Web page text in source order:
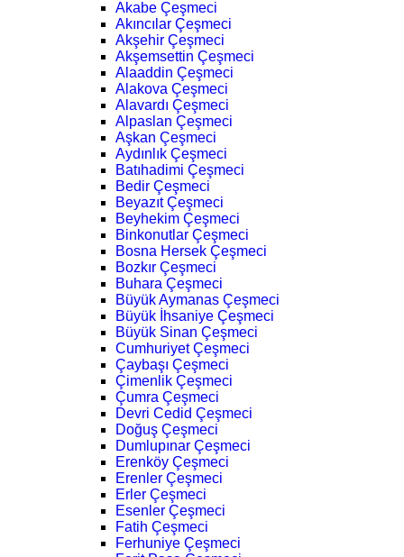
Akabe Çeşmeci
Akıncılar Çeşmeci
Akşehir Çeşmeci
Akşemsettin Çeşmeci
Alaaddin Çeşmeci
Alakova Çeşmeci
Alavardı Çeşmeci
Alpaslan Çeşmeci
Aşkan Çeşmeci
Aydınlık Çeşmeci
Batıhadimi Çeşmeci
Bedir Çeşmeci
Beyazıt Çeşmeci
Beyhekim Çeşmeci
Binkonutlar Çeşmeci
Bosna Hersek Çeşmeci
Bozkır Çeşmeci
Buhara Çeşmeci
Büyük Aymanas Çeşmeci
Büyük İhsaniye Çeşmeci
Büyük Sinan Çeşmeci
Cumhuriyet Çeşmeci
Çaybaşı Çeşmeci
Çimenlik Çeşmeci
Çumra Çeşmeci
Devri Cedid Çeşmeci
Doğuş Çeşmeci
Dumlupınar Çeşmeci
Erenköy Çeşmeci
Erenler Çeşmeci
Erler Çeşmeci
Esenler Çeşmeci
Fatih Çeşmeci
Ferhuniye Çeşmeci